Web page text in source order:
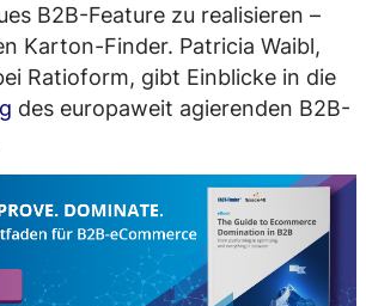
B2B-Feature zu realisieren –
Karton-Finder. Patricia Waibl,
Ratioform, gibt Einblicke in die
des europaweit agierenden B2B-